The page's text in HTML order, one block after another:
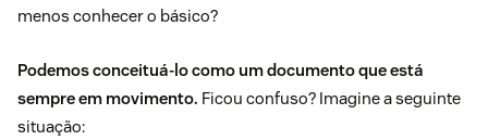
menos conhecer o básico?
Podemos conceituá-lo como um documento que está
sempre em movimento. Ficou confuso? Imagine a seguinte
situação: